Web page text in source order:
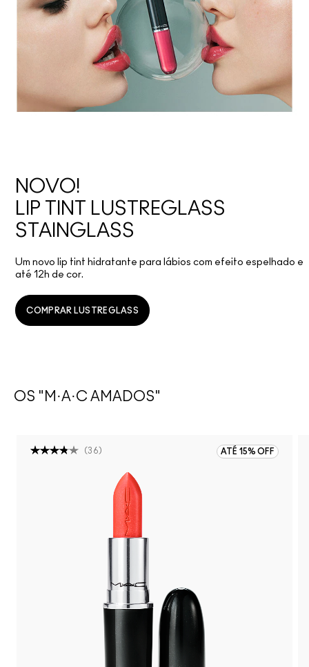
NOVO!
LIP TINT LUSTREGLASS
STAINGLASS
Um novo lip tint hidratante para lábios com efeito espelhado e
até 12h de cor.
COMPRAR LUSTREGLASS
OS "M·A·C AMADOS"
ATÉ 15% OFF
(36 )